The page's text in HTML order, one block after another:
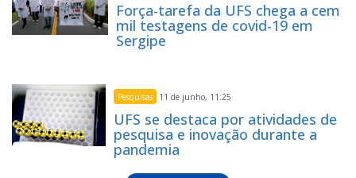
Força-tarefa da UFS chega a cem
mil testagens de covid-19 em
Sergipe
Pesquisas 11 de junho, 11:25
UFS se destaca por atividades de
pesquisa e inovação durante a
pandemia